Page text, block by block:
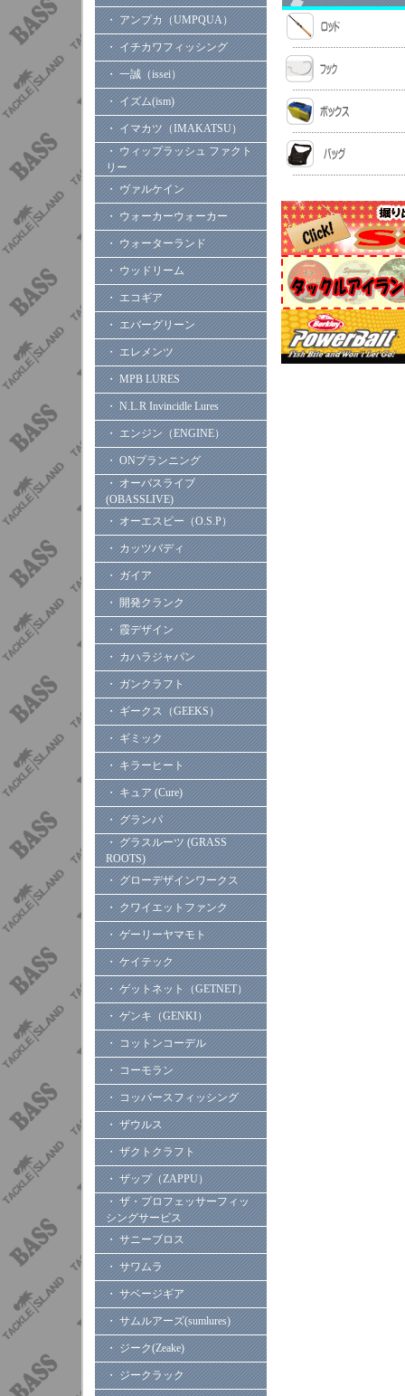
・ アンプカ（UMPQUA）
・ イチカワフィッシング
・ 一誠（issei）
・ イズム(ism)
・ イマカツ（IMAKATSU）
・ ウィップラッシュ ファクト
リー
・ ヴァルケイン
・ ウォーカーウォーカー
・ ウォーターランド
・ ウッドリーム
・ エコギア
・ エバーグリーン
・ エレメンツ
・ MPB LURES
・ N.L.R Invincidle Lures
・ エンジン（ENGINE）
・ ONプランニング
・ オーバスライブ
(OBASSLIVE)
・ オーエスピー（O.S.P）
・ カッツバディ
・ ガイア
・ 開発クランク
・ 霞デザイン
・ カハラジャパン
・ ガンクラフト
・ ギークス（GEEKS）
・ ギミック
・ キラーヒート
・ キュア (Cure)
・ グランパ
・ グラスルーツ (GRASS
ROOTS)
・ グローデザインワークス
・ クワイエットファンク
・ ゲーリーヤマモト
・ ケイテック
・ ゲットネット（GETNET）
・ ゲンキ（GENKI）
・ コットンコーデル
・ コーモラン
・ コッパースフィッシング
・ ザウルス
・ ザクトクラフト
・ ザップ（ZAPPU）
・ ザ・プロフェッサーフィッ
シングサービス
・ サニーブロス
・ サワムラ
・ サベージギア
・ サムルアーズ(sumlures)
・ ジーク(Zeake)
・ ジークラック